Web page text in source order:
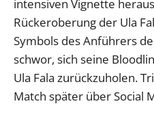
intensiven Vignette
Rückeroberung der Ula
Symbols des Anführers
schwor, sich seine
Ula Fala zurückzuholen.
Match später über Social